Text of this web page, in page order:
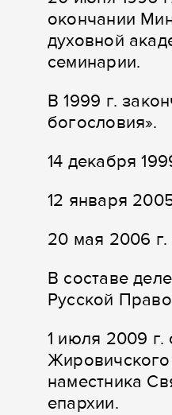
окончании
духовной
семинарии.
В 1999 г.
богословия».
14 декабря
12 января
20 мая 2006 г.
В составе
Русской
1 июля 2009 г.
Жировичского
наместника
епархии.